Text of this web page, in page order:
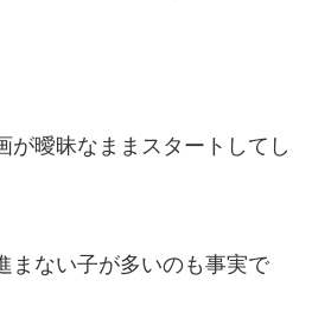
が曖昧なままスタートしてし
まない子が多いのも事実で